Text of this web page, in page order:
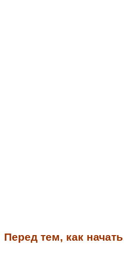
Перед тем, как